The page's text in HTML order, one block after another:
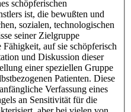
schöpferischen
ist, die bewußten und
sozialen, technologischen
seiner Zielgruppe
auf sie schöpferisch
und Diskussion dieser
einer speziellen Gruppe
Patienten. Diese
Verfassung eines
an Sensitivität für die